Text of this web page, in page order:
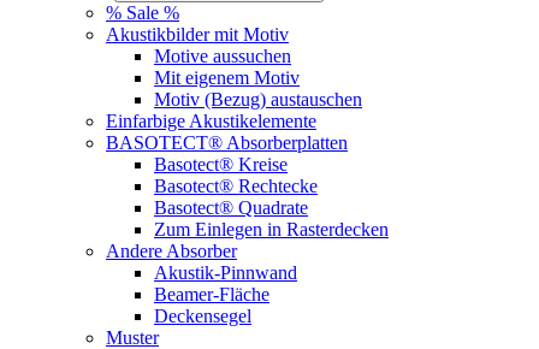
% Sale %
Akustikbilder mit Motiv
Motive aussuchen
Mit eigenem Motiv
Motiv (Bezug) austauschen
Einfarbige Akustikelemente
BASOTECT® Absorberplatten
Basotect® Kreise
Basotect® Rechtecke
Basotect® Quadrate
Zum Einlegen in Rasterdecken
Andere Absorber
Akustik-Pinnwand
Beamer-Fläche
Deckensegel
Muster